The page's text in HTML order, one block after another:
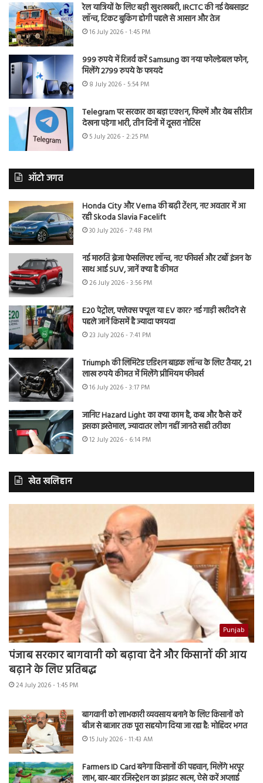
रेल यात्रियों के लिए बड़ी खुशखबरी, IRCTC की नई वेबसाइट
लॉन्च, टिकट बुकिंग होगी पहले से आसान और तेज
16 July 2026 - 1:45 PM
999 रुपये में रिजर्व करें Samsung का नया फोल्डेबल फोन,
मिलेंगे 2799 रुपये के फायदे
8 July 2026 - 5:54 PM
Telegram पर सरकार का बड़ा एक्शन, फिल्में और वेब सीरीज
देखना पड़ेगा भारी, तीन दिनों में दूसरा नोटिस
5 July 2026 - 2:25 PM
ऑटो जगत
Honda City और Verna की बढ़ी टेंशन, नए अवतार में आ
रही Skoda Slavia Facelift
30 July 2026 - 7:48 PM
नई मारुति ब्रेजा फेसलिफ्ट लॉन्च, नए फीचर्स और टर्बो इंजन के
साथ आई SUV, जानें क्या है कीमत
26 July 2026 - 3:56 PM
E20 पेट्रोल, फ्लेक्स फ्यूल या EV कार? नई गाड़ी खरीदने से
पहले जानें किसमें है ज्यादा फायदा
23 July 2026 - 7:41 PM
Triumph की लिमिटेड एडिशन बाइक लॉन्च के लिए तैयार, 21
लाख रुपये कीमत में मिलेंगे प्रीमियम फीचर्स
16 July 2026 - 3:17 PM
जानिए Hazard Light का क्या काम है, कब और कैसे करें
इसका इस्तेमाल, ज्यादातर लोग नहीं जानते सही तरीका
12 July 2026 - 6:14 PM
खेत खलिहान
Punjab
पंजाब सरकार बागवानी को बढ़ावा देने और किसानों की आय
बढ़ाने के लिए प्रतिबद्ध
24 July 2026 - 1:45 PM
बागवानी को लाभकारी व्यवसाय बनाने के लिए किसानों को
बीज से बाजार तक पूरा सहयोग दिया जा रहा है: मोहिंदर भगत
15 July 2026 - 11:43 AM
Farmers ID Card बनेगा किसानों की पहचान, मिलेंगे भरपूर
लाभ, बार-बार रजिस्ट्रेशन का झंझट खत्म, ऐसे करें अप्लाई